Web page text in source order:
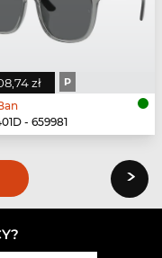
zł P
- 659981
›